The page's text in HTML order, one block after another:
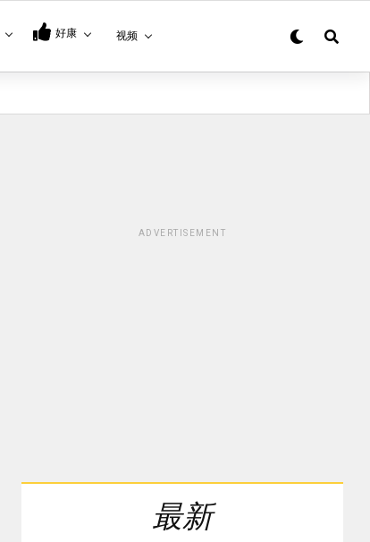
好康 视频
ADVERTISEMENT
最新